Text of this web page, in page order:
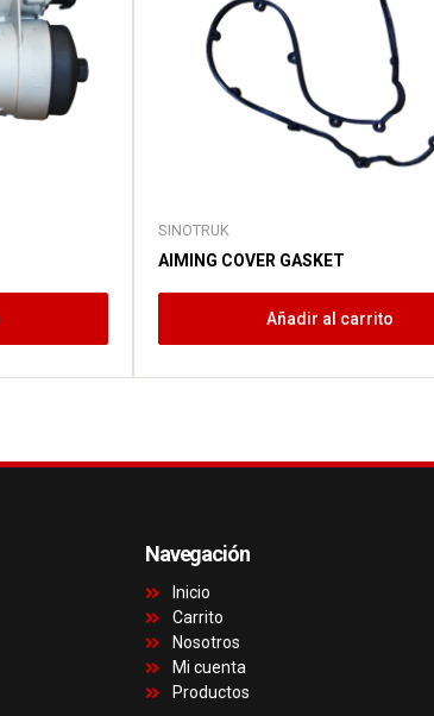
SINOTRUK
AIMING COVER GASKET
Añadir al carrito
Navegación
Inicio
Carrito
Nosotros
Mi cuenta
Productos